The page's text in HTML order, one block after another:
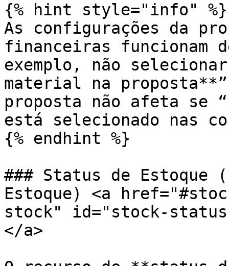
{% hint style="info" %}
As configurações da
financeiras funcionam
exemplo, não
material na
proposta não afeta se
está selecionado nas
{% endhint %}
### Status de Estoque
Estoque) <a
stock" id="stock-
</a>